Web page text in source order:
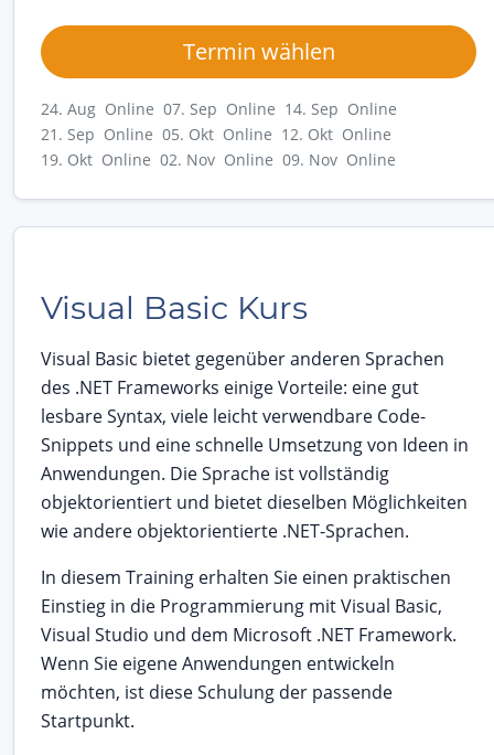
Termin wählen
24. Aug Online 07. Sep Online 14. Sep Online
21. Sep Online 05. Okt Online 12. Okt Online
19. Okt Online 02. Nov Online 09. Nov Online
Visual Basic Kurs
Visual Basic bietet gegenüber anderen Sprachen
des .NET Frameworks einige Vorteile: eine gut
lesbare Syntax, viele leicht verwendbare Code-
Snippets und eine schnelle Umsetzung von Ideen in
Anwendungen. Die Sprache ist vollständig
objektorientiert und bietet dieselben Möglichkeiten
wie andere objektorientierte .NET-Sprachen.
In diesem Training erhalten Sie einen praktischen
Einstieg in die Programmierung mit Visual Basic,
Visual Studio und dem Microsoft .NET Framework.
Wenn Sie eigene Anwendungen entwickeln
möchten, ist diese Schulung der passende
Startpunkt.